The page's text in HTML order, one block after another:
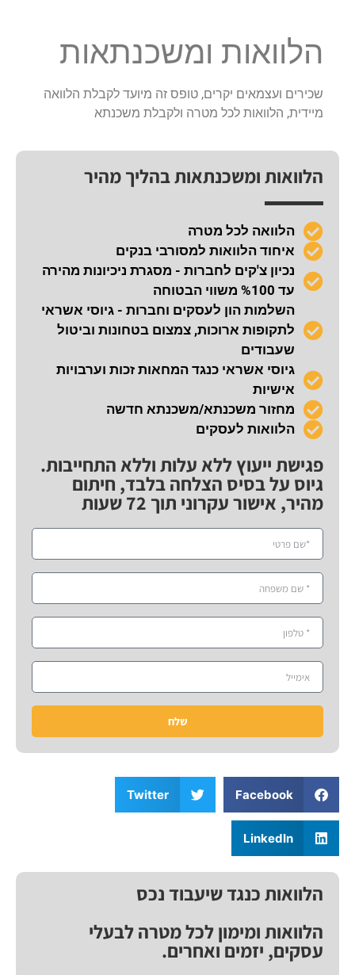
הלוואות ומשכנתאות
שכירים ועצמאים יקרים, טופס זה מיועד לקבלת הלוואה
מיידית, הלוואות לכל מטרה ולקבלת משכנתא
הלוואות ומשכנתאות בהליך מהיר
הלוואה לכל מטרה
איחוד הלוואות למסורבי בנקים
נכיון צ'קים לחברות - מסגרת ניכיונות מהירה
עד %100 משווי הבטוחה
השלמות הון לעסקים וחברות - גיוסי אשראי
לתקופות ארוכות, צמצום בטחונות וביטול
שעבודים
גיוסי אשראי כנגד המחאות זכות וערבויות
אישיות
מחזור משכנתא/משכנתא חדשה
הלוואות לעסקים
פגישת ייעוץ ללא עלות וללא התחייבות.
גיוס על בסיס הצלחה בלבד, חיתום
מהיר, אישור עקרוני תוך 72 שעות
שלח
Facebook
Twitter
LinkedIn
הלוואות כנגד שיעבוד נכס
הלוואות ומימון לכל מטרה לבעלי
עסקים, יזמים ואחרים.